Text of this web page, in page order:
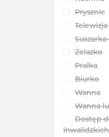
Prysznic
Żelazko
Pralka
Biurko
Wanna
Wanna
Dostęp
inwalidzkich